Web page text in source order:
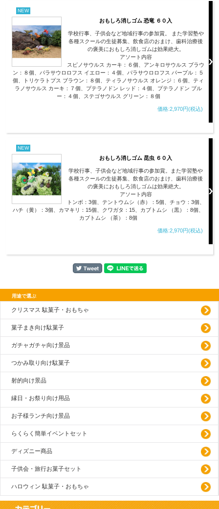
NEW
おもしろ消しゴム 恐竜 ６０入
学校行事、子供会など地域行事の参加賞。 また学習塾や
各種スクールの生徒募集、飲食店のおまけ、歯科治療後
の褒美におもしろ消しゴムは効果絶大。
アソート内容
スピノサウルス カーキ：６個、アンキロサウルス ブラウ
ン：８個、パラサウロロフス イエロー：４個、パラサウロロフス パープル：５
個、トリケラトプス ブラウン：８個、ティラノサウルス オレンジ：６個、ティ
ラノサウルス カーキ：７個、プテラノドン レッド：４個、プテラノドン ブル
ー：４個、ステゴサウルス グリーン：８個
価格:2,970円(税込)
NEW
おもしろ消しゴム 昆虫 ６０入
学校行事、子供会など地域行事の参加賞。また学習塾や
各種スクールの生徒募集、飲食店のおまけ、歯科治療後
の褒美におもしろ消しゴムは効果絶大。
アソート内容
トンボ：3個、テントウムシ（赤）：5個、チョウ：3個、
ハチ（黄）：3個、カマキリ：15個、クワガタ：15、カブトムシ （黒）：8個、
カブトムシ （茶）：8個
価格:2,970円(税込)
用途で選ぶ
クリスマス 駄菓子・おもちゃ
菓子まき向け駄菓子
ガチャガチャ向け景品
つかみ取り向け駄菓子
射的向け景品
縁日・お祭り向け用品
お子様ランチ向け景品
らくらく簡単イベントセット
ディズニー商品
子供会・旅行お菓子セット
ハロウィン 駄菓子・おもちゃ